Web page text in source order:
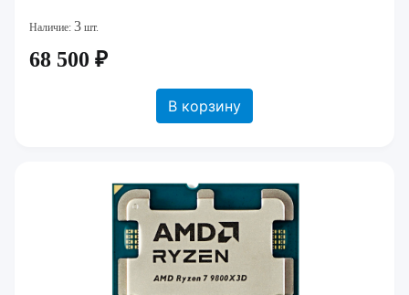
Наличие: 3 шт.
68 500 ₽
В корзину